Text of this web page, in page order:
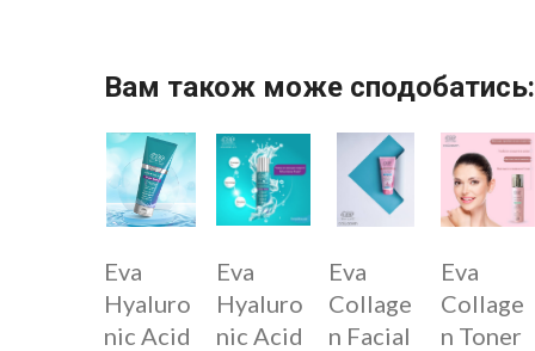
Вам також може сподобатись:
Eva
Hyaluro
nic Acid
Eva
Hyaluro
nic Acid
Eva
Collage
n Facial
Eva
Collage
n Toner